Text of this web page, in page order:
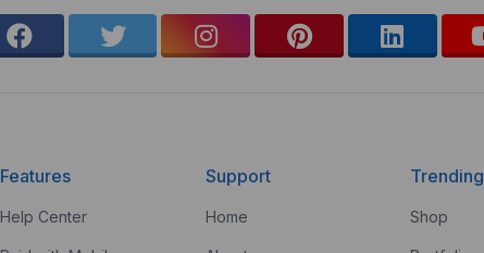
Features
Help Center
Support
Home
Trending
Shop